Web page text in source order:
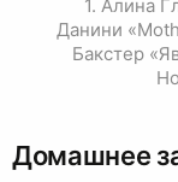
1. Алина
Данини
Бакстер
Домашнее